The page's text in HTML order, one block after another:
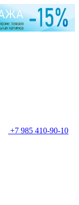
+7 985 410-90-10